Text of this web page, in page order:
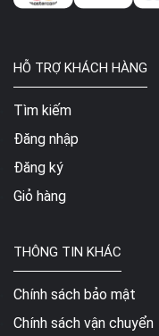
HỖ TRỢ KHÁCH HÀNG
Tìm kiếm
Đăng nhập
Đăng ký
Giỏ hàng
THÔNG TIN KHÁC
Chính sách bảo mật
Chính sách vận chuyển